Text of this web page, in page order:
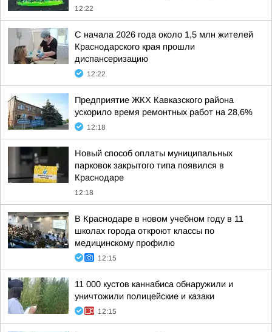
12:22
С начала 2026 года около 1,5 млн жителей
Краснодарского края прошли
диспансеризацию
12:22
Предприятие ЖКХ Кавказского района
ускорило время ремонтных работ на 28,6%
12:18
Новый способ оплаты муниципальных
парковок закрытого типа появился в
Краснодаре
12:18
В Краснодаре в новом учебном году в 11
школах города откроют классы по
медицинскому профилю
12:15
11 000 кустов каннабиса обнаружили и
уничтожили полицейские и казаки
12:15